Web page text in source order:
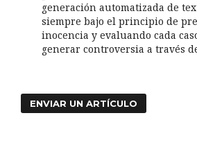
generación automatizada de
siempre bajo el principio de
inocencia y evaluando cada
generar controversia a través
ENVIAR UN ARTÍCULO